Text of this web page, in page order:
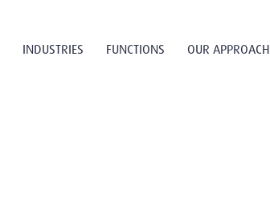
INDUSTRIES FUNCTIONS OUR APPROACH